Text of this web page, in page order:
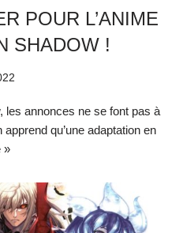
POUR L’ANIME
SHADOW !
les annonces ne se font pas à
qu’une adaptation en
»